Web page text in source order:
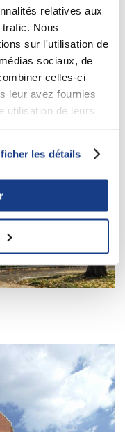
relatives aux
Nous
sur l'utilisation de
sociaux, de
celles-ci
leur avez fournies
utilisation de leurs
les détails